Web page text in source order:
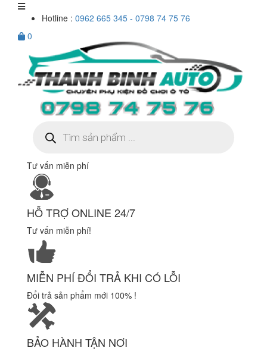
Hotline : 0962 665 345 - 0798 74 75 76
0
kiếm
sản
Tư vấn miễn phí
HỖ TRỢ ONLINE 24/7
Tư vấn miễn phí!
MIỄN PHÍ ĐỔI TRẢ KHI CÓ LỖI
Đổi trả sản phẩm mới 100% !
BẢO HÀNH TẬN NƠI